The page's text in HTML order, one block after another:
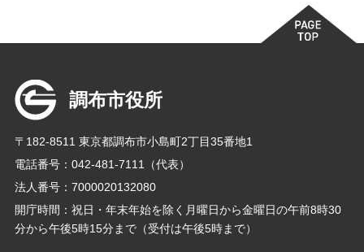
調布市役所
〒182-8511 東京都調布市小島町2丁目35番地1
電話番号：042-481-7111（代表）
法人番号：7000020132080
開庁時間：祝日・年末年始を除く月曜日から金曜日の午前8時30
分から午後5時15分まで（受付は午後5時まで）